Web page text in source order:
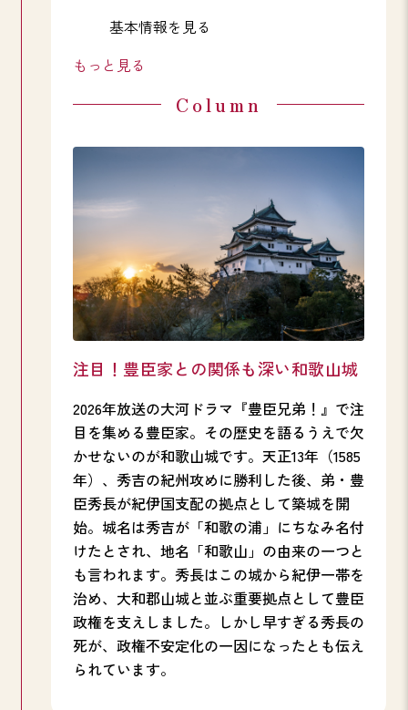
基本情報を見る
もっと見る
Column
注目！豊臣家との関係も深い和歌山城
2026年放送の大河ドラマ『豊臣兄弟！』で注
目を集める豊臣家。その歴史を語るうえで欠
かせないのが和歌山城です。天正13年（1585
年）、秀吉の紀州攻めに勝利した後、弟・豊
臣秀長が紀伊国支配の拠点として築城を開
始。城名は秀吉が「和歌の浦」にちなみ名付
けたとされ、地名「和歌山」の由来の一つと
も言われます。秀長はこの城から紀伊一帯を
治め、大和郡山城と並ぶ重要拠点として豊臣
政権を支えしました。しかし早すぎる秀長の
死が、政権不安定化の一因になったとも伝え
られています。